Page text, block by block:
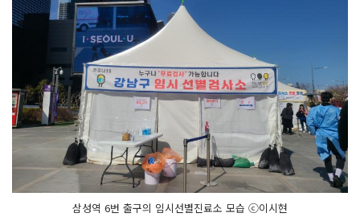
삼성역 6번 출구의 임시선별진료소 모습 ⓒ이시현